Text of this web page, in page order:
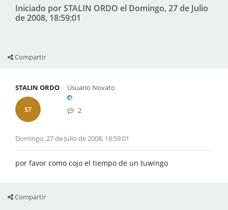
Iniciado por STALIN ORDO el Domingo, 27 de Julio
de 2008, 18:59:01
Compartir
STALIN ORDO
ST
Usuario Novato
2
Domingo, 27 de Julio de 2008, 18:59:01
por favor como cojo el tiempo de un tuwingo
Compartir